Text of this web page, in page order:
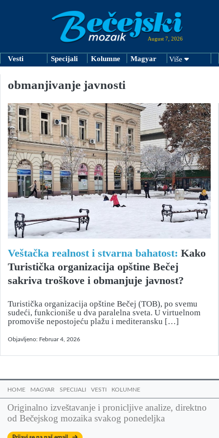
August 7, 2026
Vesti Specijali Kolumne Magyar Više
obmanjivanje javnosti
Veštačka realnost i stvarna bahatost: Kako
Turistička organizacija opštine Bečej
sakriva troškove i obmanjuje javnost?
Turistička organizacija opštine Bečej (TOB), po svemu
sudeći, funkcioniše u dva paralelna sveta. U virtuelnom
promoviše nepostojeću plažu i mediteransku […]
Objavljeno: Februar 4, 2026
HOME MAGYAR SPECIJALI VESTI KOLUMNE
Originalno izveštavanje i pronicljive analize, direktno
od Bečejskog mozaika svakog ponedeljka